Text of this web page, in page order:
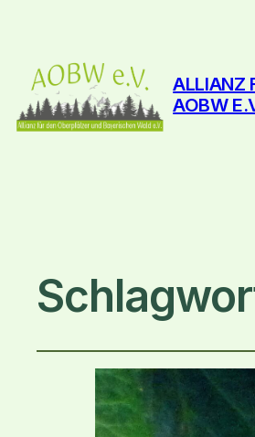
ALLIANZ
AOBW